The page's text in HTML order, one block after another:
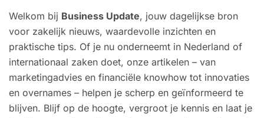
Welkom bij Business Update, jouw dagelijkse bron
voor zakelijk nieuws, waardevolle inzichten en
praktische tips. Of je nu onderneemt in Nederland of
internationaal zaken doet, onze artikelen – van
marketingadvies en financiële knowhow tot innovaties
en overnames – helpen je scherp en geïnformeerd te
blijven. Blijf op de hoogte, vergroot je kennis en laat je